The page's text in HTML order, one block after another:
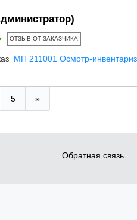
ОТЗЫВ ОТ ЗАКАЗЧИКА
МП 211001 Осмотр-
5 »
Обратная связь